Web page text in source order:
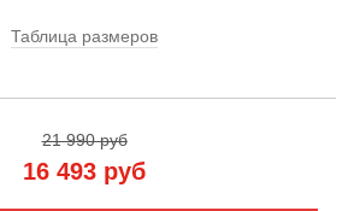
Таблица размеров
21 990 руб
16 493 руб